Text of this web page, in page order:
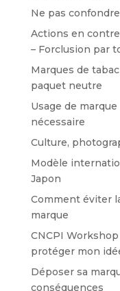
Ne pas
Actions en
– Forclusion par
Marques de
paquet neutre
Usage de
nécessaire
Culture,
Modèle
Japon
Comment éviter
marque
CNCPI Workshop
protéger mon
Déposer sa
conséquences